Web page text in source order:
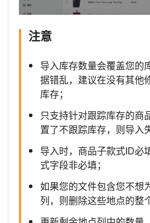
注意
导入库存数量会覆盖您的
据错乱，建议在没有其他
库存；
只支持针对跟踪库存的商
置了不跟踪库存，则导入
导入时，商品子款式ID必
式字段非必填；
如果您的文件包含您不想
列，则删除这些地点的整